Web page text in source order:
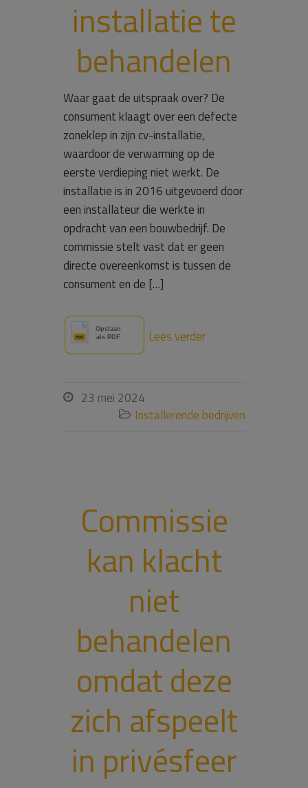
installatie te
behandelen
Waar gaat de uitspraak over? De
consument klaagt over een defecte
zoneklep in zijn cv-installatie,
waardoor de verwarming op de
eerste verdieping niet werkt. De
installatie is in 2016 uitgevoerd door
een installateur die werkte in
opdracht van een bouwbedrijf. De
commissie stelt vast dat er geen
directe overeenkomst is tussen de
consument en de […]
Lees verder
 23 mei 2024
 Installerende bedrijven
Commissie
kan klacht
niet
behandelen
omdat deze
zich afspeelt
in privésfeer